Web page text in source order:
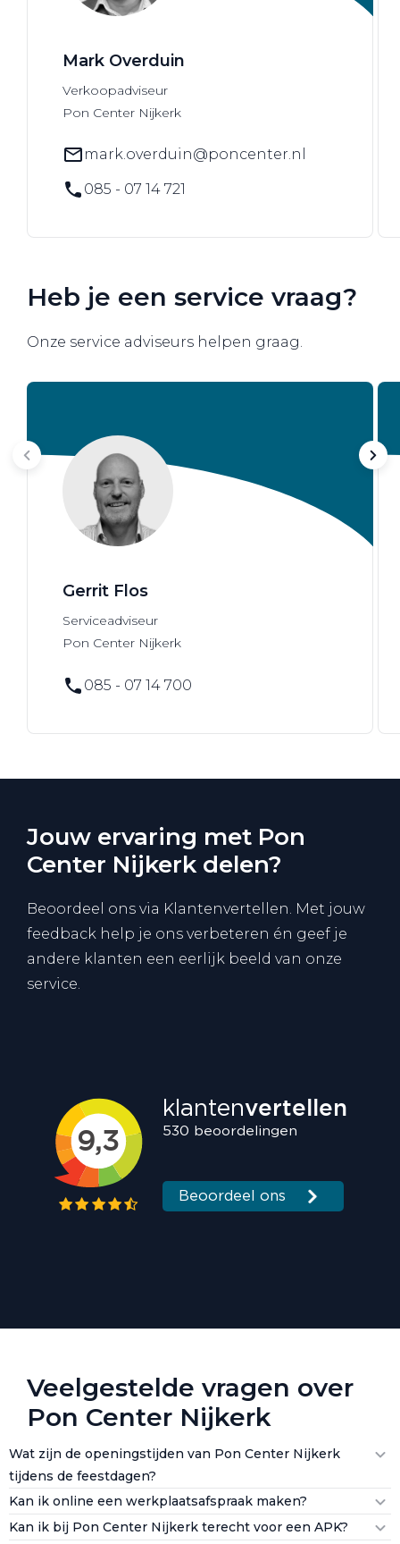
Mark Overduin
Verkoopadviseur
Pon Center Nijkerk
mark.overduin@poncenter.nl
085 - 07 14 721
Heb je een service vraag?
Onze service adviseurs helpen graag.
Gerrit Flos
Serviceadviseur
Pon Center Nijkerk
085 - 07 14 700
Jouw ervaring met Pon
Center Nijkerk delen?
Beoordeel ons via Klantenvertellen. Met jouw
feedback help je ons verbeteren én geef je
andere klanten een eerlijk beeld van onze
service.
Veelgestelde vragen over
Pon Center Nijkerk
Wat zijn de openingstijden van Pon Center Nijkerk
tijdens de feestdagen?
Kan ik online een werkplaatsafspraak maken?
Kan ik bij Pon Center Nijkerk terecht voor een APK?